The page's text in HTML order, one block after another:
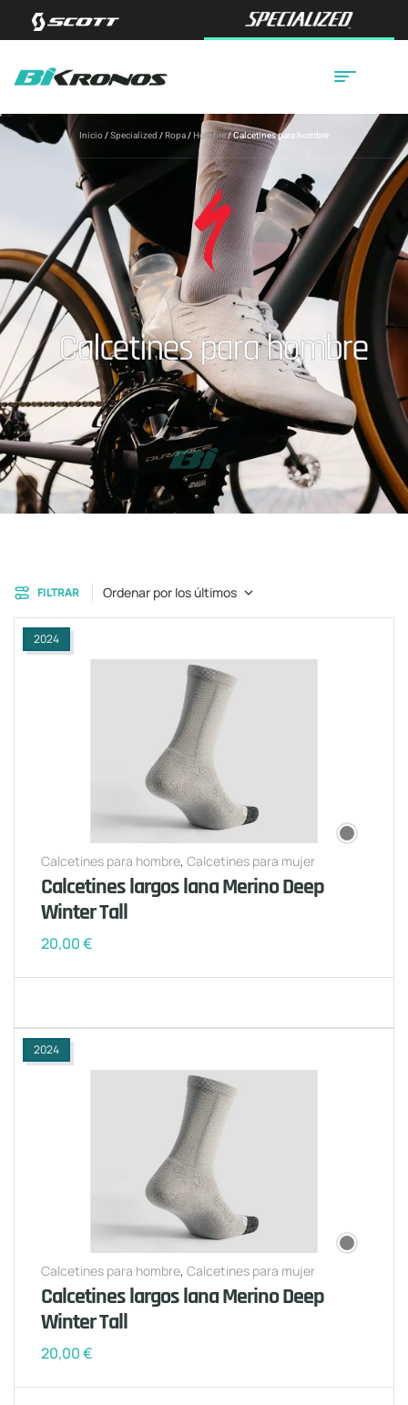
Inicio/Specialized /Ropa/Hombre/ Calcetines para hombre
Calcetines para hombre
FILTRAR Ordenar por los últimos
2024
Calcetines para hombre, Calcetines para mujer
Calcetines largos lana Merino Deep
Winter Tall
20,00€
2024
Calcetines para hombre, Calcetines para mujer
Calcetines largos lana Merino Deep
Winter Tall
20,00€